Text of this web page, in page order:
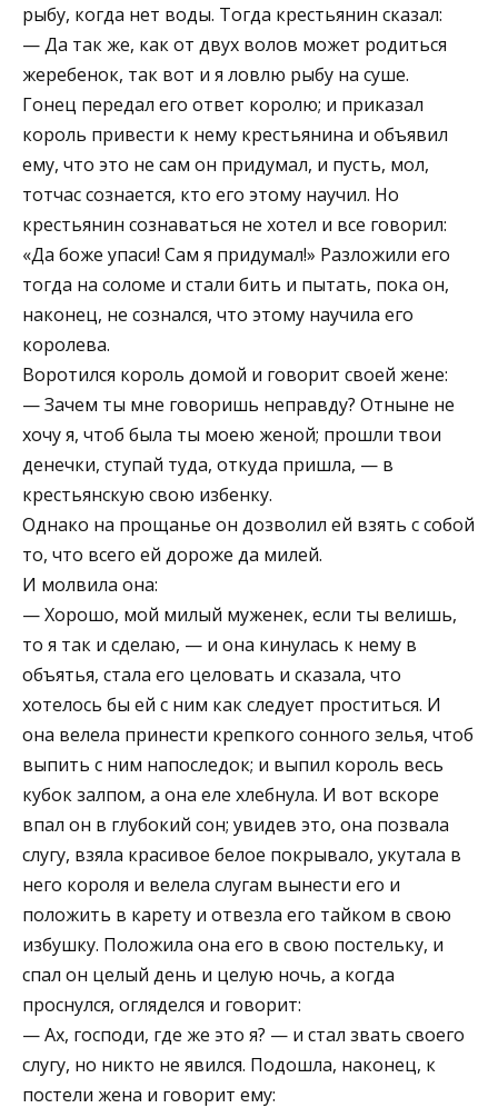
рыбу, когда нет воды. Тогда крестьянин сказал:
— Да так же, как от двух волов может родиться
жеребенок, так вот и я ловлю рыбу на суше.
Гонец передал его ответ королю; и приказал
король привести к нему крестьянина и объявил
ему, что это не сам он придумал, и пусть, мол,
тотчас сознается, кто его этому научил. Но
крестьянин сознаваться не хотел и все говорил:
«Да боже упаси! Сам я придумал!» Разложили его
тогда на соломе и стали бить и пытать, пока он,
наконец, не сознался, что этому научила его
королева.
Воротился король домой и говорит своей жене:
— Зачем ты мне говоришь неправду? Отныне не
хочу я, чтоб была ты моею женой; прошли твои
денечки, ступай туда, откуда пришла, — в
крестьянскую свою избенку.
Однако на прощанье он дозволил ей взять с собой
то, что всего ей дороже да милей.
И молвила она:
— Хорошо, мой милый муженек, если ты велишь,
то я так и сделаю, — и она кинулась к нему в
объятья, стала его целовать и сказала, что
хотелось бы ей с ним как следует проститься. И
она велела принести крепкого сонного зелья, чтоб
выпить с ним напоследок; и выпил король весь
кубок залпом, а она еле хлебнула. И вот вскоре
впал он в глубокий сон; увидев это, она позвала
слугу, взяла красивое белое покрывало, укутала в
него короля и велела слугам вынести его и
положить в карету и отвезла его тайком в свою
избушку. Положила она его в свою постельку, и
спал он целый день и целую ночь, а когда
проснулся, огляделся и говорит:
— Ах, господи, где же это я? — и стал звать своего
слугу, но никто не явился. Подошла, наконец, к
постели жена и говорит ему: